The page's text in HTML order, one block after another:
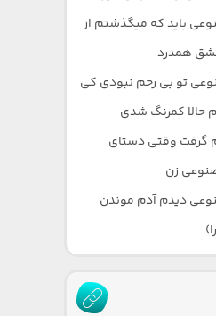
باید که میگذشتم از
همدرد
تو بی رحم نبودی کی
حالا کمرنگ شدی
گرفت وقتی دستای
زن
دیدم آدم موندن